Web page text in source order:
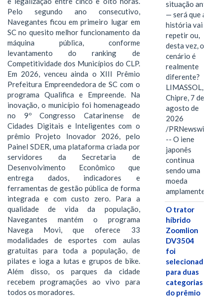
Pelo segundo ano consecutivo,
Navegantes ficou em primeiro lugar em
SC no quesito melhor funcionamento da
máquina pública, conforme
levantamento do ranking de
Competitividade dos Municípios do CLP.
Em 2026, venceu ainda o XIII Prêmio
Prefeitura Empreendedora de SC com o
programa Qualifica e Empreende. Na
inovação, o município foi homenageado
no 9º Congresso Catarinense de
Cidades Digitais e Inteligentes com o
prêmio Projeto Inovador 2026, pelo
Painel SDER, uma plataforma criada por
servidores da Secretaria de
Desenvolvimento Econômico que
entrega dados, indicadores e
ferramentas de gestão pública de forma
integrada e com custo zero. Para a
qualidade de vida da população,
Navegantes mantém o programa
Navega Movi, que oferece 33
modalidades de esportes com aulas
gratuitas para toda a população, de
pilates e ioga a lutas e grupos de bike.
Além disso, os parques da cidade
recebem programações ao vivo para
todos os moradores.
situação antes
— será que a
história vai se
repetir ou,
desta vez, o
cenário é
realmente
diferente?
LIMASSOL,
Chipre, 7 de
agosto de
2026
/PRNewswire/
-- O iene
japonês
continua
sendo uma
moeda
amplamente…
O trator
híbrido
Zoomlion
DV3504
foi
selecionado
para duas
categorias
do prêmio